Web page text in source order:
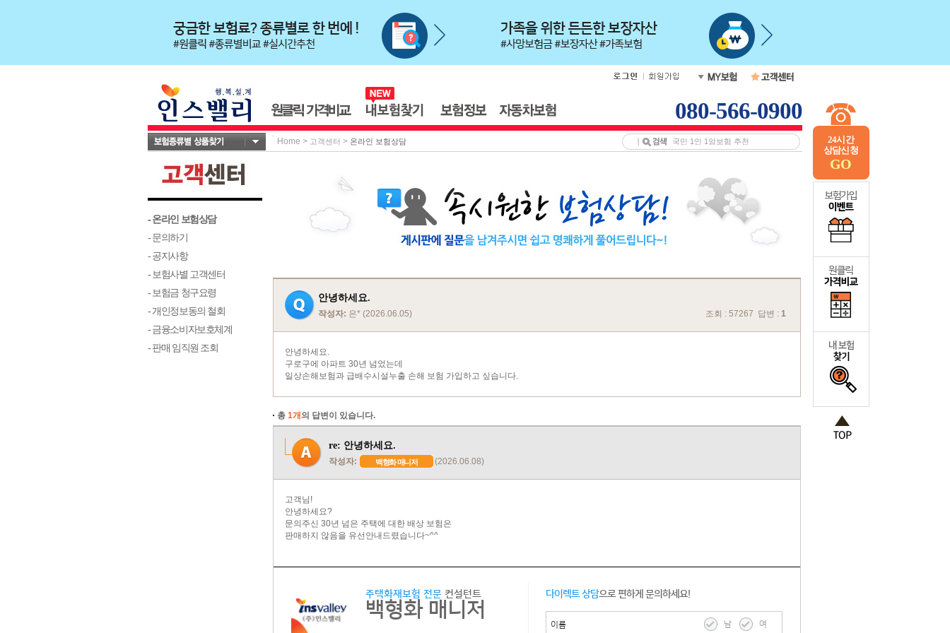
24시간
상담신청
GO
080-566-0900
Home > 고객센터 > 온라인 보험상담
- 온라인 보험상담
- 문의하기
- 공지사항
- 보험사별 고객센터
- 보험금 청구요령
- 개인정보동의 철회
- 금융소비자보호체계
- 판매 임직원 조회
안녕하세요.
작성자: 은* (2026.06.05) 조회 : 57267 답변 : 1
안녕하세요.
구로구에 아파트 30년 넘었는데
일상손해보험과 급배수시설누출 손해 보험 가입하고 싶습니다.
총 1개의 답변이 있습니다.
re: 안녕하세요.
작성자: 백형화 매니저 (2026.06.08)
고객님!
안녕하세요?
문의주신 30년 넘은 주택에 대한 배상 보험은
판매하지 않음을 유선안내드렸습니다~^^
주택화재보험 전문 컨설턴트
백형화 매니저
다이렉트 상담으로 편하게 문의하세요!
남 여